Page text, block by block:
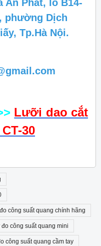
An Phát, lô B14-
phường Dịch
Tp.Hà Nội.
Lưỡi dao cắt
30
công suất quang chính hãng
đo công suất quang mini
công suất quang cầm tay